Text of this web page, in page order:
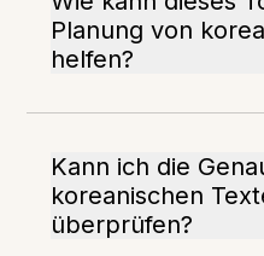
Planung von
helfen?
Kann ich die
koreanischen
überprüfen?